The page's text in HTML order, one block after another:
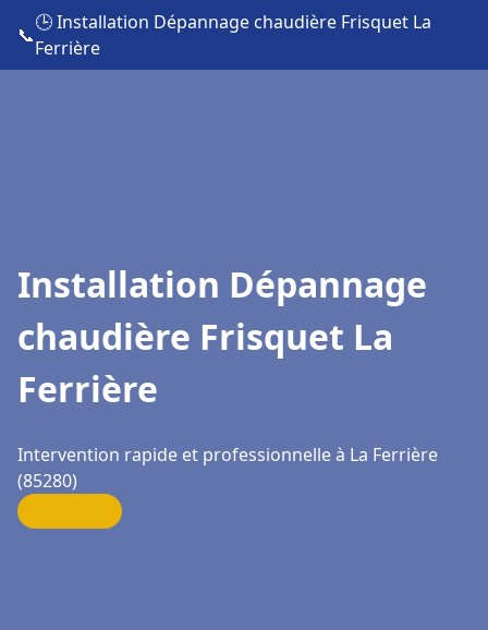
📞
🕒 Installation Dépannage chaudière Frisquet La
Ferrière
Installation Dépannage
chaudière Frisquet La
Ferrière
Intervention rapide et professionnelle à La Ferrière
(85280)